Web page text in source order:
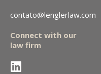
contato@lenglerlaw.com
Connect with our
law firm